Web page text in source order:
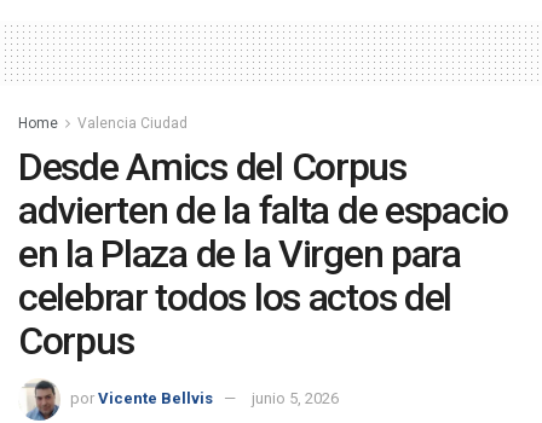
Home Valencia Ciudad
Desde Amics del Corpus
advierten de la falta de espacio
en la Plaza de la Virgen para
celebrar todos los actos del
Corpus
por Vicente Bellvis junio 5, 2026